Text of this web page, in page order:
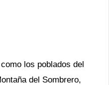
los poblados del
del Sombrero,